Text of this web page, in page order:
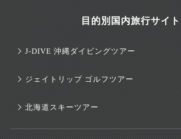
目的別国内旅行サイト
J-DIVE 沖縄ダイビングツアー
ジェイトリップ ゴルフツアー
北海道スキーツアー